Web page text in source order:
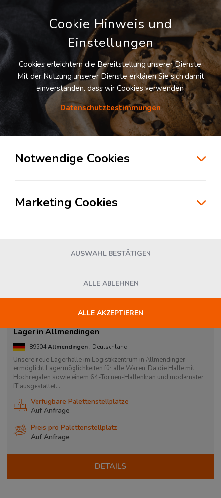
LOGIVISOR SUCHE
Lagerflächen in Allmendingen
Lager in Allmendingen
89604Allmendingen , Deutschland
Unsere neue Lagerhalle im Logistikzentrum in Allmendingen
ermöglicht Lagermöglichkeiten für alle Waren. Da die Halle mit
Hochregalen sowie einem 64-Tonnen-Hallenkran und modernster
IT ausgestattet...
Verfügbare Palettenstellplätze
Auf Anfrage
Preis pro Palettenstellplatz
Auf Anfrage
DETAILS
Cookie Hinweis und
Einstellungen
Cookies erleichtern die Bereitstellung unserer Dienste.
Mit der Nutzung unserer Dienste erklären Sie sich damit
einverstanden, dass wir Cookies verwenden.
Datenschutzbestimmungen
Notwendige Cookies
Marketing Cookies
AUSWAHL BESTÄTIGEN
ALLE ABLEHNEN
ALLE AKZEPTIEREN